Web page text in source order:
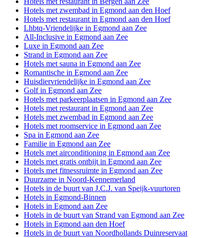
Hotels met zwembad in Egmond aan den Hoef
Hotels met restaurant in Egmond aan den Hoef
Lhbtq-Vriendelijke in Egmond aan Zee
All-Inclusive in Egmond aan Zee
Luxe in Egmond aan Zee
Strand in Egmond aan Zee
Hotels met sauna in Egmond aan Zee
Romantische in Egmond aan Zee
Huisdiervriendelijke in Egmond aan Zee
Golf in Egmond aan Zee
Hotels met parkeerplaatsen in Egmond aan Zee
Hotels met restaurant in Egmond aan Zee
Hotels met zwembad in Egmond aan Zee
Hotels met roomservice in Egmond aan Zee
Spa in Egmond aan Zee
Familie in Egmond aan Zee
Hotels met airconditioning in Egmond aan Zee
Hotels met gratis ontbijt in Egmond aan Zee
Hotels met fitnessruimte in Egmond aan Zee
Duurzame in Noord-Kennemerland
Hotels in de buurt van J.C.J. van Speijk-vuurtoren
Hotels in Egmond-Binnen
Hotels in Egmond aan Zee
Hotels in de buurt van Strand van Egmond aan Zee
Hotels in Egmond aan den Hoef
Hotels in de buurt van Noordhollands Duinreservaat